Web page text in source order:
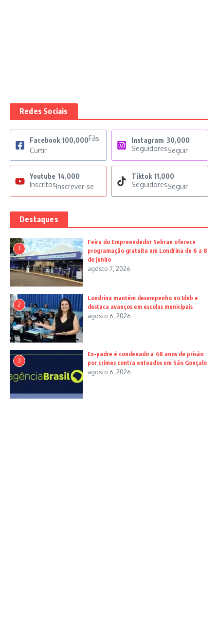
Redes Sociais
Facebook 100,000Fãs
Curtir
Instagram 30,000
SeguidoresSeguir
Youtube 14,000
Inscritos Inscrever-se
Tiktok 11,000
SeguidoresSeguir
Destaques
1
Feira do Empreendedor Sebrae oferece
programação gratuita em Londrina de 6 a 8
de junho
agosto 7, 2026
2
Londrina mantém desempenho no Ideb e
destaca avanços em escolas municipais
agosto 6, 2026
3
Ex-padre é condenado a 48 anos de prisão
por crimes contra enteados em São Gonçalo
agosto 6, 2026